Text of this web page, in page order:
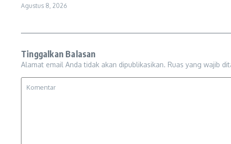
Agustus 8, 2026
Tinggalkan Balasan
Alamat email Anda tidak akan dipublikasikan. Ruas yang wajib